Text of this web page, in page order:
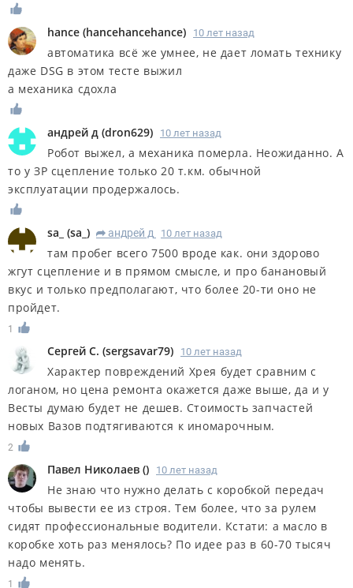
hance (hancehancehance) 10 лет назад
автоматика всё же умнее, не дает ломать технику
даже DSG в этом тесте выжил
а механика сдохла
андрей д (dron629) 10 лет назад
Робот выжел, а механика померла. Неожиданно. А
то у ЗР сцепление только 20 т.км. обычной
эксплуатации продержалось.
sa_ (sa_ ) R андрей д 10 лет назад
там пробег всего 7500 вроде как. они здорово
жгут сцепление и в прямом смысле, и про банановый
вкус и только предполагают, что более 20-ти оно не
пройдет.
1
Сергей С. (sergsavar79) 10 лет назад
Характер повреждений Хрея будет сравним с
логаном, но цена ремонта окажется даже выше, да и у
Весты думаю будет не дешев. Стоимость запчастей
новых Вазов подтягиваются к иномарочным.
2
Павел Николаев () 10 лет назад
Не знаю что нужно делать с коробкой передач
чтобы вывести ее из строя. Тем более, что за рулем
сидят профессиональные водители. Кстати: а масло в
коробке хоть раз менялось? По идее раз в 60-70 тысяч
надо менять.
1